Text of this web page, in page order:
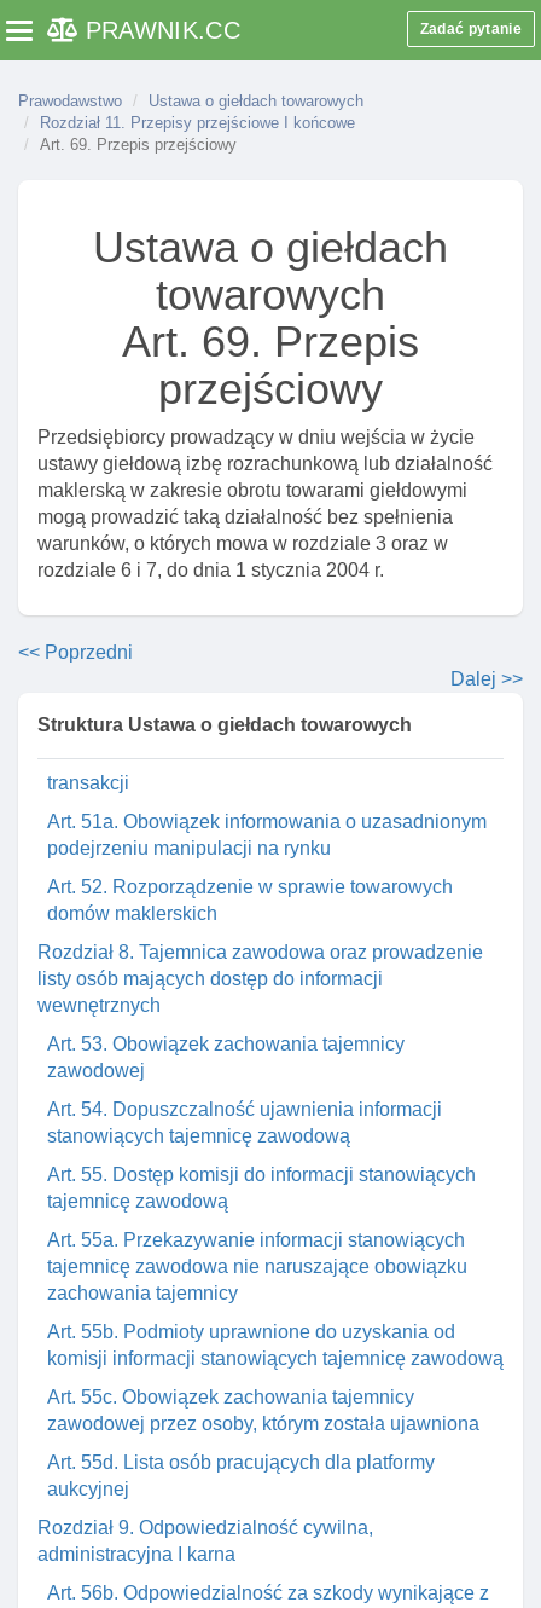
Toggle navigation
PRAWNIK.CC Zadać pytanie
Prawodawstwo
Ustawa o giełdach towarowych
Rozdział 11. Przepisy przejściowe I końcowe
Art. 69. Przepis przejściowy
Ustawa o giełdach
towarowych
Art. 69. Przepis
przejściowy
Przedsiębiorcy prowadzący w dniu wejścia w życie
ustawy giełdową izbę rozrachunkową lub działalność
maklerską w zakresie obrotu towarami giełdowymi
mogą prowadzić taką działalność bez spełnienia
warunków, o których mowa w rozdziale 3 oraz w
rozdziale 6 i 7, do dnia 1 stycznia 2004 r.
<< Poprzedni
Dalej >>
Struktura Ustawa o giełdach towarowych
maklerskiego
Art. 43. Cofnięcie zezwolenia na prowadzenie
czynnośCI albo nałożenie kary pieniężnej
Art. 44. Ograniczenie czynnośCI domu maklerskiego
Art. 45. Archiwizowanie I przechowywanie
dokumentów spółki po zaprzestaniu działalnośCI
Art. 46. Obowiązki informacyjne towarowego domu
Art. 48. Obowiązek uzyskania zgody komisji na
nabycie lub objęcie udziałów lub akcji towarowego
domu maklerskiego
Art. 49. Izba gospodarcza
Art. 50. Forma prowadzenia przez zagraniczną osobę
prawną w rp działalnośCI maklerskiej I doradztwa w
zakresie obrotu towarami giełdowymi
Art. 50b. Transakcje zawierane przez towarowe domy
Art. 50c. Skutki prawne zmiany sytuacji finansowej
podmiotu wobec zobowiązanego do rozliczenia
transakcji
Art. 51a. Obowiązek informowania o uzasadnionym
podejrzeniu manipulacji na rynku
Art. 52. Rozporządzenie w sprawie towarowych
domów maklerskich
Rozdział 8. Tajemnica zawodowa oraz prowadzenie
listy osób mających dostęp do informacji
wewnętrznych
Art. 53. Obowiązek zachowania tajemnicy
zawodowej
Art. 54. Dopuszczalność ujawnienia informacji
stanowiących tajemnicę zawodową
Art. 55. Dostęp komisji do informacji stanowiących
tajemnicę zawodową
Art. 55a. Przekazywanie informacji stanowiących
tajemnicę zawodowa nie naruszające obowiązku
zachowania tajemnicy
Art. 55b. Podmioty uprawnione do uzyskania od
komisji informacji stanowiących tajemnicę zawodową
Art. 55c. Obowiązek zachowania tajemnicy
zawodowej przez osoby, którym została ujawniona
Art. 55d. Lista osób pracujących dla platformy
aukcyjnej
Rozdział 9. Odpowiedzialność cywilna,
administracyjna I karna
Art. 56b. Odpowiedzialność za szkody wynikające z